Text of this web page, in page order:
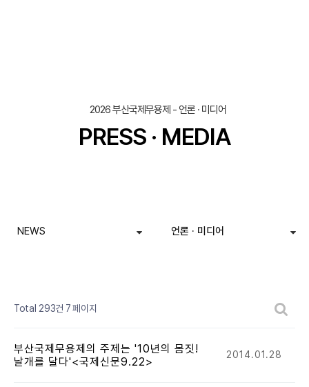
2026 부산국제무용제 - 언론 · 미디어
PRESS · MEDIA
NEWS 언론 · 미디어
Total 293건 7 페이지
부산국제무용제의 주제는 '10년의 몸짓!
날개를 달다'<국제신문9.22>
2014.01.28